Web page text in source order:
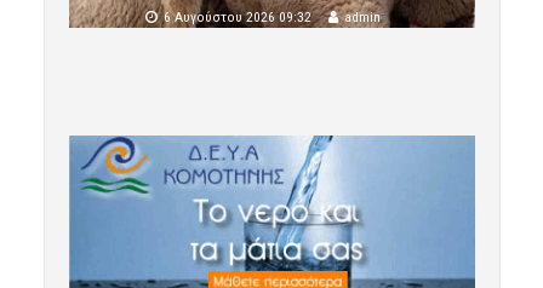
6 Αυγούστου 2026 09:32 admin